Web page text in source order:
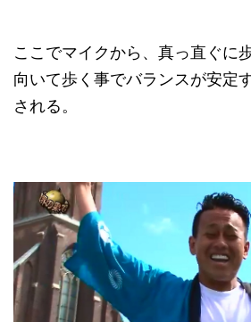
ここでマイクから、真っ直ぐに
向いて歩く事でバランスが安定
される。